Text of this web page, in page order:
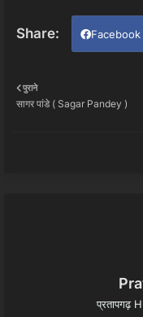
Facebook
पुराने
सागर पांडे ( Sagar Pandey )
प्रतापगढ़